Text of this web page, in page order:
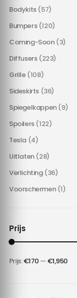
Bodykits (57)
Bumpers (120)
Coming-Soon (3)
Diffusers (223)
Grille (108)
Sideskirts (36)
Spiegelkappen (9)
Spoilers (122)
Tesla (4)
Uitlaten (28)
Verlichting (36)
Voorschermen (1)
Prijs
Min.
Max.
Prijs:€170 — €1,950